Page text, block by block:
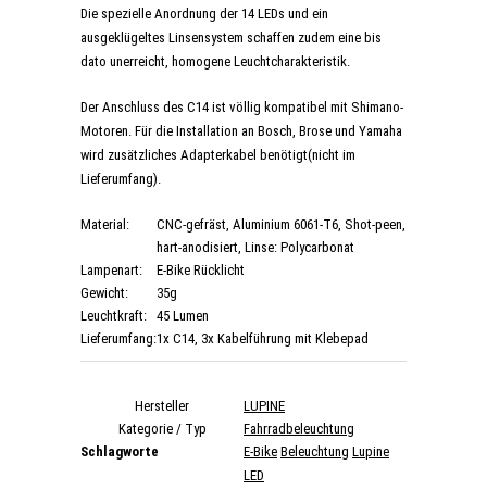
Die spezielle Anordnung der 14 LEDs und ein
ausgeklügeltes Linsensystem schaffen zudem eine bis
dato unerreicht, homogene Leuchtcharakteristik.
Der Anschluss des C14 ist völlig kompatibel mit Shimano-
Motoren. Für die Installation an Bosch, Brose und Yamaha
wird zusätzliches Adapterkabel benötigt(nicht im
Lieferumfang).
Material:
CNC-gefräst, Aluminium 6061-T6, Shot-peen,
hart-anodisiert, Linse: Polycarbonat
Lampenart:
E-Bike Rücklicht
Gewicht:
35g
Leuchtkraft: 45 Lumen
Lieferumfang:1x C14, 3x Kabelführung mit Klebepad
Hersteller
LUPINE
Kategorie / Typ
Fahrradbeleuchtung
Schlagworte
E-Bike Beleuchtung Lupine
LED